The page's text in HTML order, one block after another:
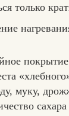
только
муку,